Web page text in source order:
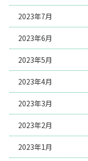
2023年7月
2023年6月
2023年5月
2023年4月
2023年3月
2023年2月
2023年1月